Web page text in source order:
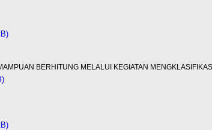
BERHITUNG MELALUI KEGIATAN